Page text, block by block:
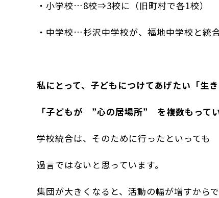
・小学校…8校⇒3校に（旧町村で各1校）
・中学校…杉沢中学校が、福地中学校と統合
私にとって、子どもにつけてあげたい「生
「子どもが ”心の居場所” を複数もってい
学校統合は、そのために行ったといっても
過言ではないと思っています。
集団が大きくなると、活動の幅が増すからで